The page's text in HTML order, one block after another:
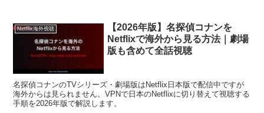
Netflix海外視聴
【2026年版】名探偵コナンを
Netflixで海外から見る方法｜劇場
版も含めて全話視聴
名探偵コナンのTVシリーズ・劇場版はNetflix日本版で配信中ですが
海外からは見られません。VPNで日本のNetflixに切り替えて視聴する
手順を2026年版で解説します。